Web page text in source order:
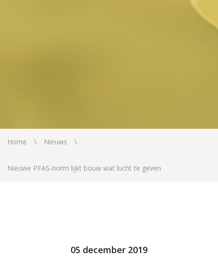
Home Nieuws
Nieuwe PFAS-norm lijkt bouw wat lucht te geven
05 december 2019